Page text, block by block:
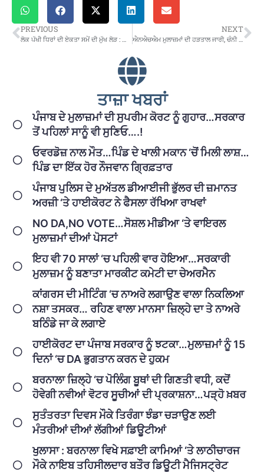
PREVIOUS NEXT
ਤਾਜ਼ਾ ਖਬਰਾਂ
ਪੰਜਾਬ ਦੇ ਮੁਲਾਜ਼ਮਾਂ ਦੀ ਸੁਪਰੀਮ ਕੋਰਟ ਨੂੰ ਗੁਹਾਰ…ਸਰਕਾਰ
ਤੋਂ ਪਹਿਲਾਂ ਸਾਨੂੰ ਵੀ ਸੁਣਿਓ….!
ਓਵਰਡੋਜ਼ ਨਾਲ ਮੌਤ…ਪਿੰਡ ਦੇ ਖਾਲੀ ਮਕਾਨ ‘ਚੋਂ ਮਿਲੀ ਲਾਸ਼…
ਪਿੰਡ ਦਾ ਇੱਕ ਹੋਰ ਨੌਜਵਾਨ ਗ੍ਰਿਫ਼ਤਾਰ
ਪੰਜਾਬ ਪੁਲਿਸ ਦੇ ਮੁਅੱਤਲ ਡੀਆਈਜੀ ਭੁੱਲਰ ਦੀ ਜ਼ਮਾਨਤ
ਅਰਜ਼ੀ ‘ਤੇ ਹਾਈਕੋਰਟ ਨੇ ਫੈਸਲਾ ਰੱਖਿਆ ਰਾਖਵਾਂ
NO DA,NO VOTE…ਸੋਸ਼ਲ ਮੀਡੀਆ ‘ਤੇ ਵਾਇਰਲ
ਮੁਲਾਜ਼ਮਾਂ ਦੀਆਂ ਪੋਸਟਾਂ
ਇਹ ਵੀ 70 ਸਾਲਾਂ ‘ਚ ਪਹਿਲੀ ਵਾਰ ਹੋਇਆ…ਸਰਕਾਰੀ
ਮੁਲਾਜ਼ਮ ਨੂੰ ਬਣਾਤਾ ਮਾਰਕੀਟ ਕਮੇਟੀ ਦਾ ਚੇਅਰਮੈਨ
ਕਾਂਗਰਸ ਦੀ ਮੀਟਿੰਗ ‘ਚ ਨਾਅਰੇ ਲਗਾਉਣ ਵਾਲਾ ਨਿਕਲਿਆ
ਨਸ਼ਾ ਤਸਕਰ… ਰਹਿਣ ਵਾਲਾ ਮਾਨਸਾ ਜ਼ਿਲ੍ਹੇ ਦਾ ਤੇ ਨਾਅਰੇ
ਬਠਿੰਡੇ ਜਾ ਕੇ ਲਗਾਏ
ਹਾਈਕੋਰਟ ਦਾ ਪੰਜਾਬ ਸਰਕਾਰ ਨੂੰ ਝਟਕਾ…ਮੁਲਾਜ਼ਮਾਂ ਨੂੰ 15
ਦਿਨਾਂ ‘ਚ DA ਭੁਗਤਾਨ ਕਰਨ ਦੇ ਹੁਕਮ
ਬਰਨਾਲਾ ਜ਼ਿਲ੍ਹੇ ‘ਚ ਪੋਲਿੰਗ ਬੂਥਾਂ ਦੀ ਗਿਣਤੀ ਵਧੀ, ਕਦੋਂ
ਹੋਵੇਗੀ ਨਵੀਆਂ ਵੋਟਰ ਸੂਚੀਆਂ ਦੀ ਪ੍ਰਕਾਸ਼ਨਾ…ਪੜ੍ਹੋ ਖ਼ਬਰ
ਸੁਤੰਤਰਤਾ ਦਿਵਸ ਮੌਕੇ ਤਿਰੰਗਾ ਝੰਡਾ ਚੜਾਉਣ ਲਈ
ਮੰਤਰੀਆਂ ਦੀਆਂ ਲੱਗੀਆਂ ਡਿਊਟੀਆਂ
ਖੁਲਾਸਾ : ਬਰਨਾਲਾ ਵਿਖੇ ਸਫ਼ਾਈ ਕਾਮਿਆਂ ‘ਤੇ ਲਾਠੀਚਾਰਜ
ਮੌਕੇ ਨਾਇਬ ਤਹਿਸੀਲਦਾਰ ਬਤੌਰ ਡਿਊਟੀ ਮੈਜਿਸਟ੍ਰੇਟ